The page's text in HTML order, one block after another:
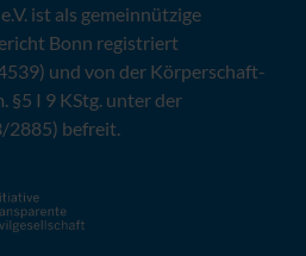
e.V. ist als gemeinnützige
Bonn registriert
und von der Körperschaft-
§5 I 9 KStg. unter der
2885) befreit.